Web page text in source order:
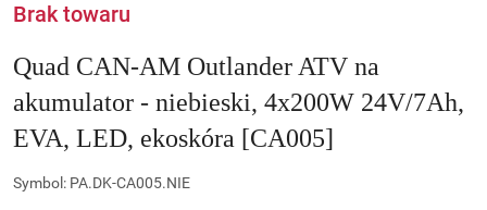
Brak towaru
Quad CAN-AM Outlander ATV na
akumulator - niebieski, 4x200W 24V/7Ah,
EVA, LED, ekoskóra [CA005]
Symbol: PA.DK-CA005.NIE